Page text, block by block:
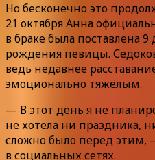
Но бесконечно это
21 октября Анна
в браке была поставлена
рождения певицы.
ведь недавнее
эмоционально тяжёлым.
— В этот день я не
не хотела ни праздника,
сложно было перед этим,
в социальных сетях.